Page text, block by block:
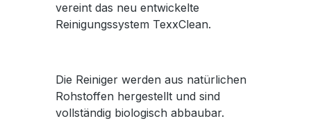
vereint das neu entwickelte
Reinigungssystem TexxClean.
Die Reiniger werden aus natürlichen
Rohstoffen hergestellt und sind
vollständig biologisch abbaubar.